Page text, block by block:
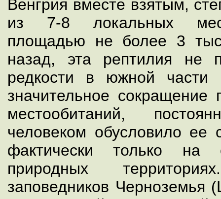
Венгрия вместе взятым,
из 7-8 локальных
площадью не более 3
назад, эта рептилия не
редкости в южной части
значительное сокращение
местообитаний,
человеком обусловило ее
фактически только на
природных
заповедников Черноземья